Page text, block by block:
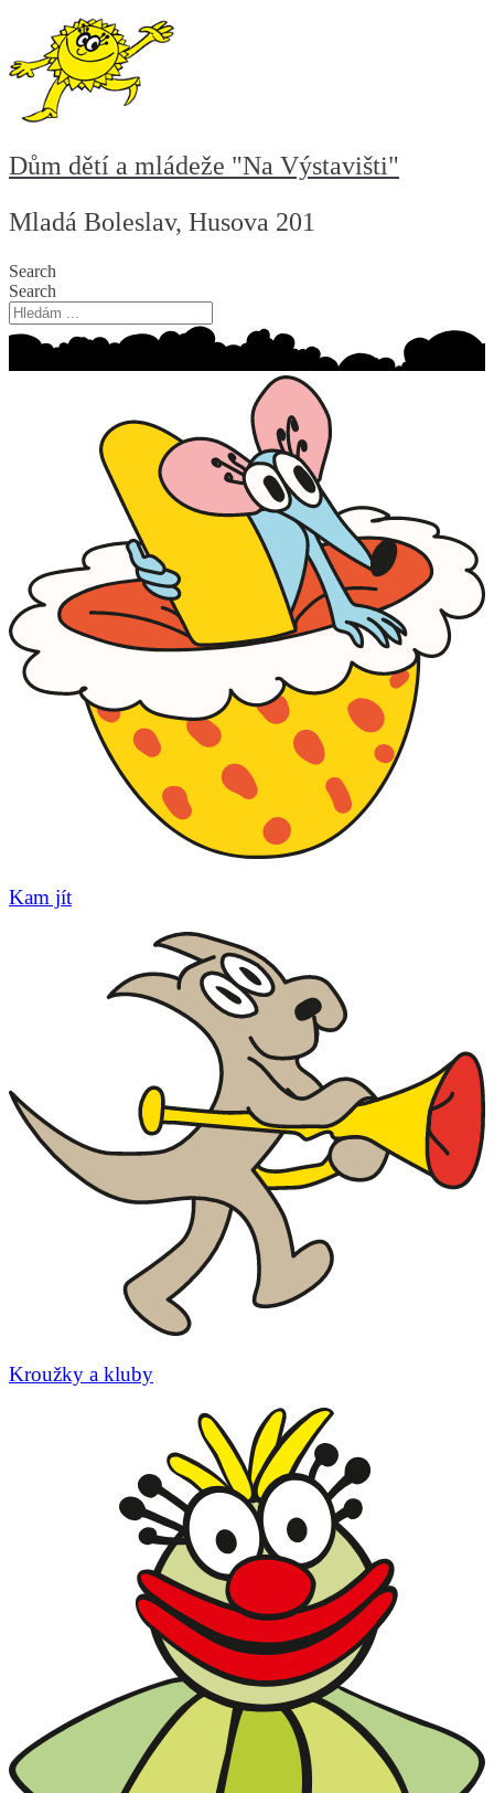
Dům dětí a mládeže "Na Výstavišti"
Mladá Boleslav, Husova 201
Search
Search
Kam jít
Kroužky a kluby